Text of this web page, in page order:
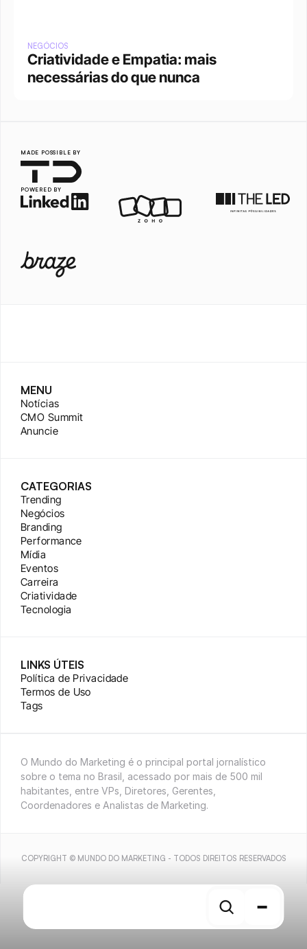
NEGÓCIOS
Criatividade e Empatia: mais
necessárias do que nunca
MADE POSSIBLE BY
POWERED BY
MENU
Notícias
CMO Summit
Anuncie
CATEGORIAS
Trending
Negócios
Branding
Performance
Mídia
Eventos
Carreira
Criatividade
Tecnologia
LINKS ÚTEIS
Política de Privacidade
Termos de Uso
Tags
O Mundo do Marketing é o principal portal jornalístico
sobre o tema no Brasil, acessado por mais de 500 mil
habitantes, entre VPs, Diretores, Gerentes,
Coordenadores e Analistas de Marketing.
COPYRIGHT © MUNDO DO MARKETING - TODOS DIREITOS RESERVADOS